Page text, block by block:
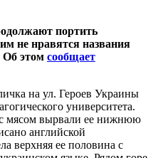
портить
не нравятся названия
Об этом сообщает
на ул. Героев Украины
университета.
с мясом вырвали ее нижнюю
английской
верхняя ее половина с